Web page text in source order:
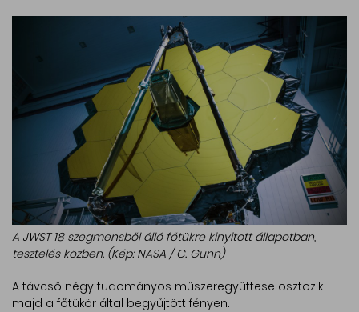
A JWST 18 szegmensből álló főtükre kinyitott állapotban,
tesztelés közben. (Kép: NASA / C. Gunn)
A távcső négy tudományos műszeregyüttese osztozik
majd a főtükör által begyűjtött fényen.